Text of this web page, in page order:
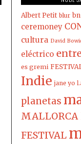
Albert Petit blur
ceremoney
cultura David
eléctrico
es gremi
Indie jane yo
planetas
MALLORCA
FESTIVAL